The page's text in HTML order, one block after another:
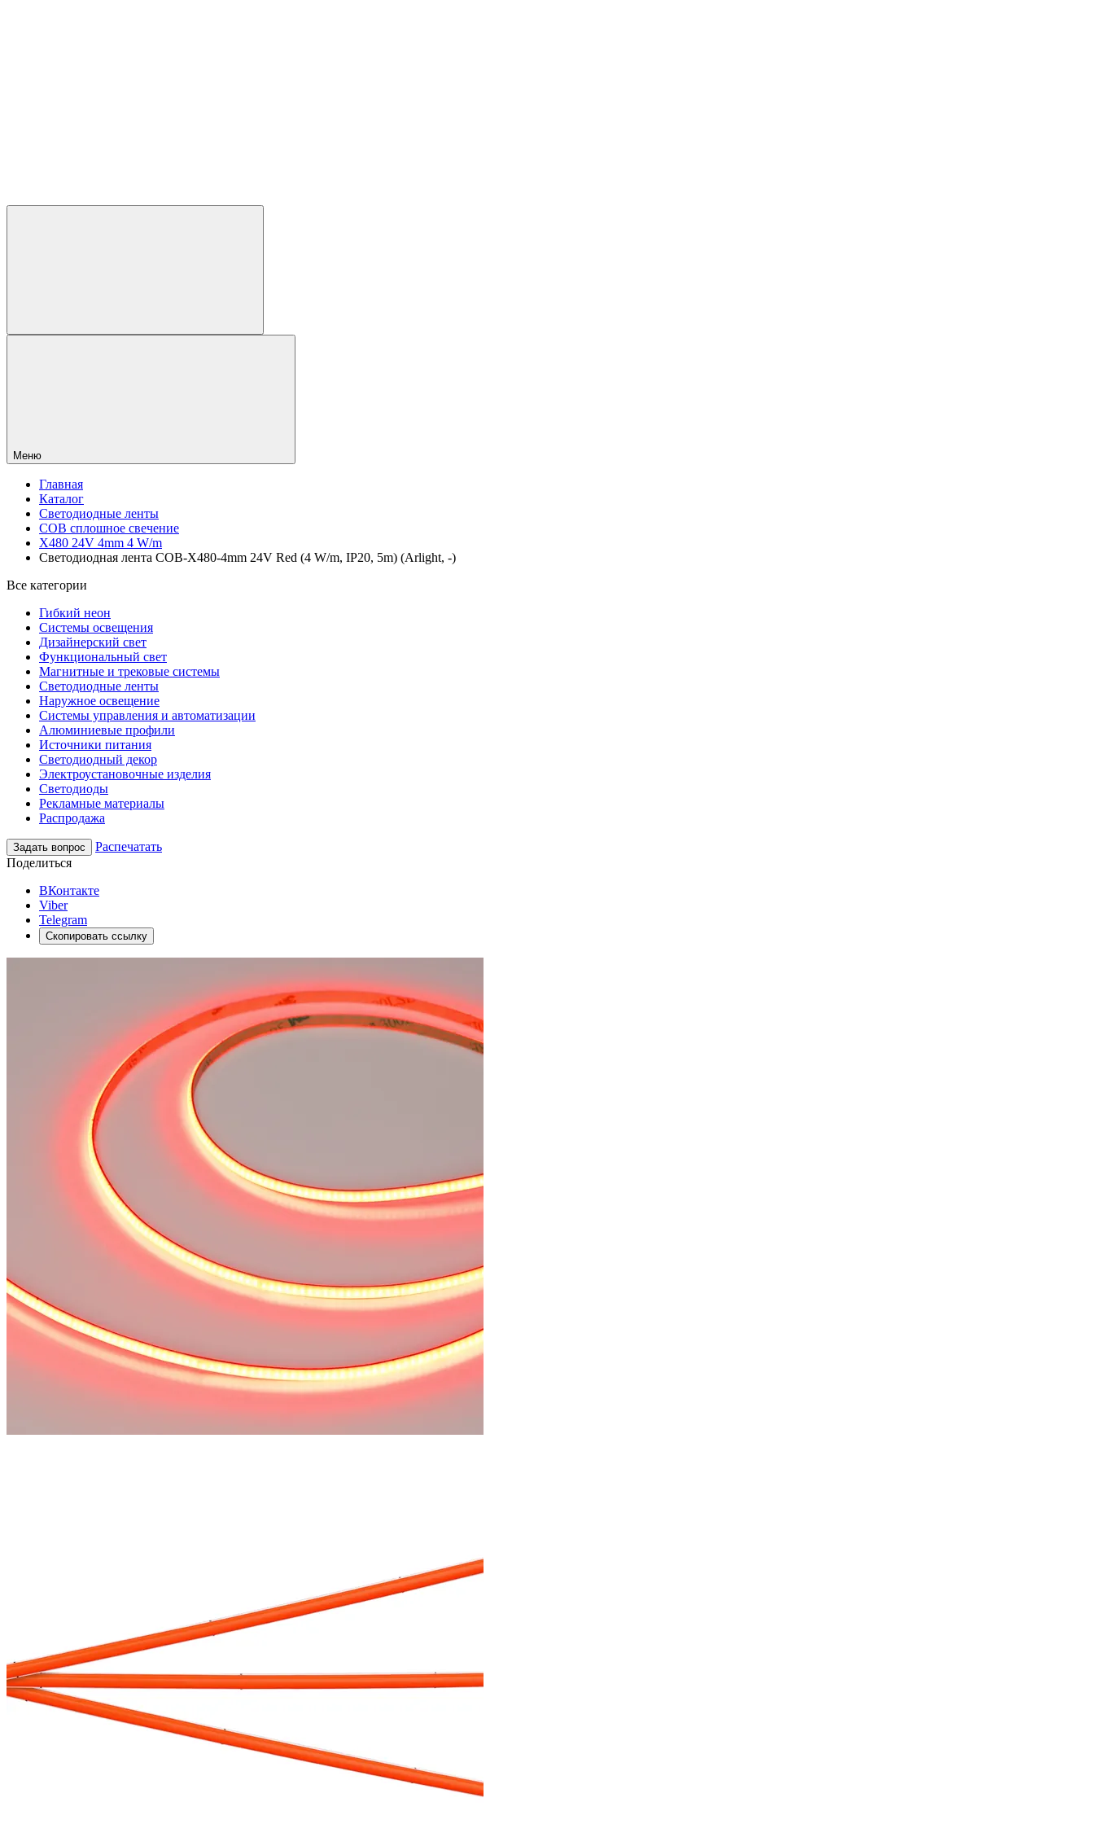
Меню
Главная
Каталог
Светодиодные ленты
COB сплошное свечение
X480 24V 4mm 4 W/m
Светодиодная лента COB-X480-4mm 24V Red (4 W/m, IP20, 5m) (Arlight, -)
Все категории
Гибкий неон
Системы освещения
Дизайнерский свет
Функциональный свет
Магнитные и трековые системы
Светодиодные ленты
Наружное освещение
Системы управления и автоматизации
Алюминиевые профили
Источники питания
Светодиодный декор
Электроустановочные изделия
Светодиоды
Рекламные материалы
Распродажа
Задать вопрос
Распечатать
Поделиться
ВКонтакте
Viber
Telegram
Скопировать ссылку